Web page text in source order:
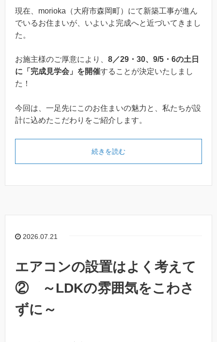
現在、morioka（大府市森岡町）にて新築工事が進ん
でいるお住まいが、いよいよ完成へと近づいてきまし
た。
お施主様のご厚意により、 8／29・30、9/5・6の土日
に「完成見学会」を開催することが決定いたしまし
た！
今回は、一足先にこのお住まいの魅力と、私たちが設
計に込めたこだわりをご紹介します。
続きを読む
2026.07.21
エアコンの設置はよく考えて
② ～LDKの雰囲気をこわさ
ずに～